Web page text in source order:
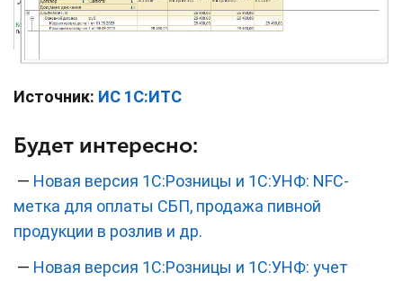
Источник: ИС 1С:ИТС
Будет интересно:
— Новая версия 1С:Розницы и 1С:УНФ: NFC-
метка для оплаты СБП, продажа пивной
продукции в розлив и др.
— Новая версия 1С:Розницы и 1С:УНФ: учет